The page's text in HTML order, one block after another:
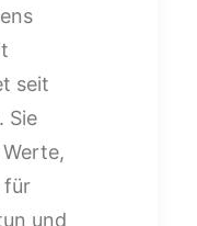
seit
Sie
für
und